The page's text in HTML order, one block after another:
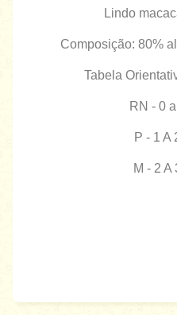
Lindo
Composição: 80%
Tabela
RN - 0
P - 1 A
M - 2 A